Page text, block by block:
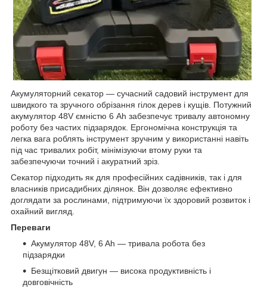
Акумуляторний секатор — сучасний садовий інструмент для
швидкого та зручного обрізання гілок дерев і кущів. Потужний
акумулятор 48V ємністю 6 Ah забезпечує тривалу автономну
роботу без частих підзарядок. Ергономічна конструкція та
легка вага роблять інструмент зручним у використанні навіть
під час тривалих робіт, мінімізуючи втому руки та
забезпечуючи точний і акуратний зріз.
Секатор підходить як для професійних садівників, так і для
власників присадибних ділянок. Він дозволяє ефективно
доглядати за рослинами, підтримуючи їх здоровий розвиток і
охайний вигляд.
Переваги
Акумулятор 48V, 6 Ah — тривала робота без
підзарядки
Безщітковий двигун — висока продуктивність і
довговічність